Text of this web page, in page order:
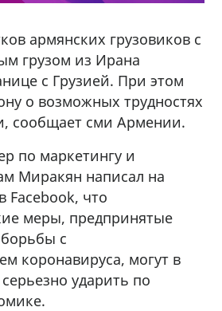
армянских грузовиков с
грузом из Ирана
с Грузией. При этом
о возможных трудностях
сообщает сми Армении.
по маркетингу и
Миракян написал на
Facebook, что
меры, предпринятые
с
коронавируса, могут в
ударить по